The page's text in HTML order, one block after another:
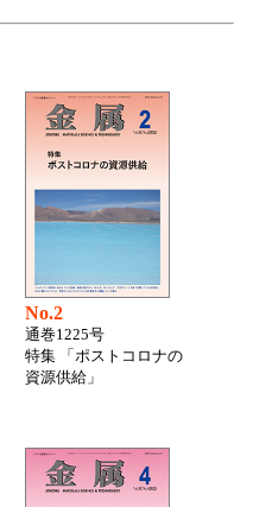
No.2
通巻1225号
特集 「ポストコロナの
資源供給」